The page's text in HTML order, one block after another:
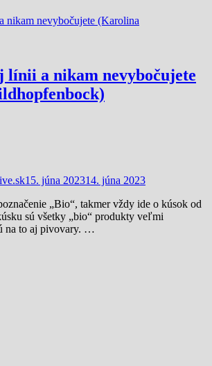
línii a nikam nevybočujete
15. júna 202314. júna 2023
„Bio“, takmer vždy ide o kúsok od
sú všetky „bio“ produkty veľmi
na to aj pivovary. …